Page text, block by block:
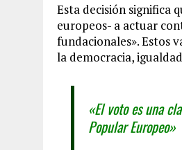
Esta decisión significa
europeos- a actuar
fundacionales». Estos
la democracia,
«El voto es una
Popular Europeo»